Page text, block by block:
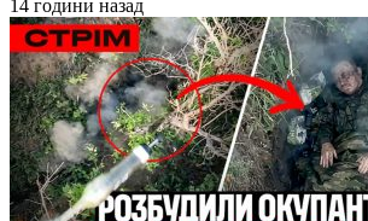
14 години назад